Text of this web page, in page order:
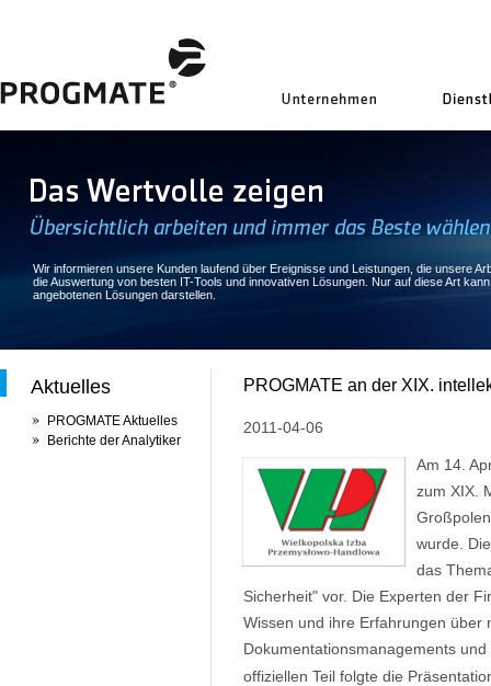
Wir informieren unsere Kunden laufend über Ereignisse und Leistungen, die unsere
die Auswertung von besten IT-Tools und innovativen Lösungen. Nur auf diese Art
angebotenen Lösungen darstellen.
Aktuelles
PROGMATE Aktuelles
Berichte der Analytiker
PROGMATE an der XIX.
2011-04-06
Am 14.
zum XIX.
wurde.
das
Sicherheit" vor. Die Experten der
Wissen und ihre Erfahrungen über
Dokumentationsmanagements
offiziellen Teil folgte die